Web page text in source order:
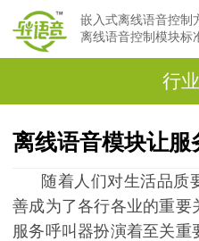
嵌入式离线语音控制
离线语音控制模块标
行
离线语音模块让服
随着人们对生活品质
善成为了各行各业的重要
服务呼叫器扮演着至关